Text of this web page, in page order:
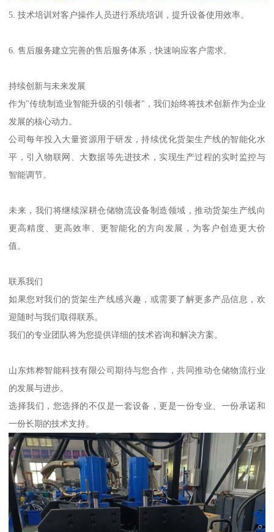
5. 技术培训对客户操作人员进行系统培训，提升设备使用效率。
6. 售后服务建立完善的售后服务体系，快速响应客户需求。
持续创新与未来发展
作为"传统制造业智能升级的引领者"，我们始终将技术创新作为企业
发展的核心动力。
公司每年投入大量资源用于研发，持续优化货架生产线的智能化水
平，引入物联网、大数据等先进技术，实现生产过程的实时监控与
智能调节。
未来，我们将继续深耕仓储物流设备制造领域，推动货架生产线向
更高精度、更高效率、更智能化的方向发展，为客户创造更大价
值。
联系我们
如果您对我们的货架生产线感兴趣，或需要了解更多产品信息，欢
迎随时与我们取得联系。
我们的专业团队将为您提供详细的技术咨询和解决方案。
山东炜桦智能科技有限公司期待与您合作，共同推动仓储物流行业
的发展与进步。
选择我们，您选择的不仅是一套设备，更是一份专业、一份承诺和
一份长期的技术支持。